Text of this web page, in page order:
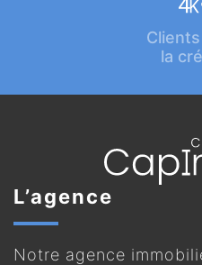
la
L’agence
Notre agence